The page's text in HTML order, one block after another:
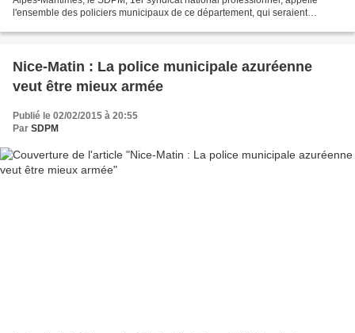
l'ensemble des policiers municipaux de ce département, qui seraient
Nice-Matin : La police municipale azuréenne
veut être mieux armée
Publié le 02/02/2015 à 20:55
Par SDPM